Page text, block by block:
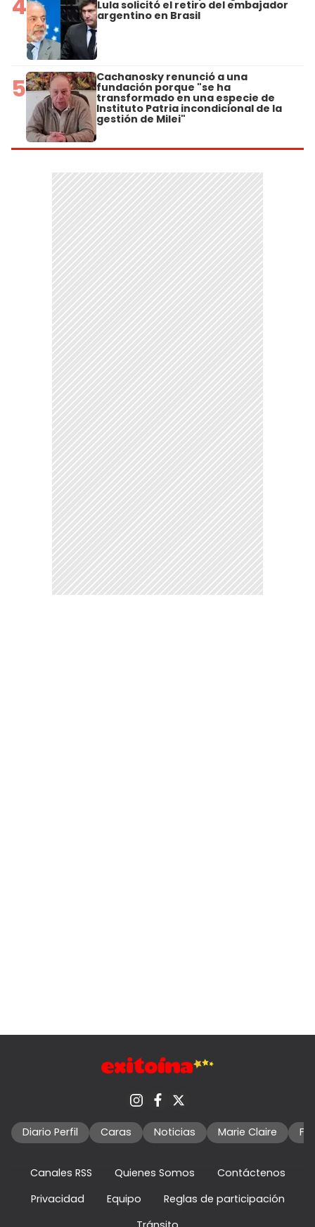
Lula solicitó el retiro del embajador
argentino en Brasil
5 Cachanosky renunció a una
fundación porque "se ha
transformado en una especie de
Instituto Patria incondicional de la
gestión de Milei"
Diario Perfil Caras Noticias Marie Claire
Canales RSS Quienes Somos
Contáctenos
Privacidad
Equipo
Reglas de participación